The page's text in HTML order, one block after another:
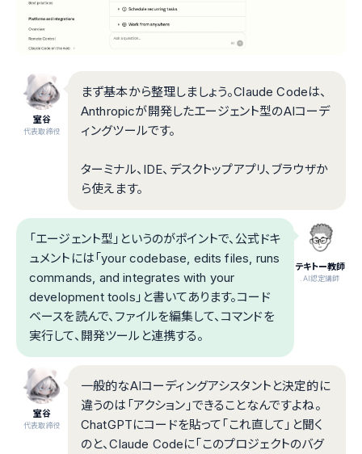
室谷
代表取締役
まず基本から整理しましょう。Claude Codeは、
Anthropicが開発したエージェント型のAIコーデ
ィングツールです。
ターミナル、IDE、デスクトップアプリ、ブラウザか
ら使えます。
テキトー教師
.AI認定講師
「エージェント型」というのがポイントで、公式ドキ
ュメントには「your codebase, edits files, runs
commands, and integrates with your
development tools」と書いてあります。コード
ベースを読んで、ファイルを編集して、コマンドを
実行して、開発ツールと連携する。
室谷
代表取締役
一般的なAIコーディングアシスタントと決定的に
違うのは「アクション」できることなんですよね。
ChatGPTにコードを貼って「これ直して」と聞く
のと、Claude Codeに「このプロジェクトのバグ